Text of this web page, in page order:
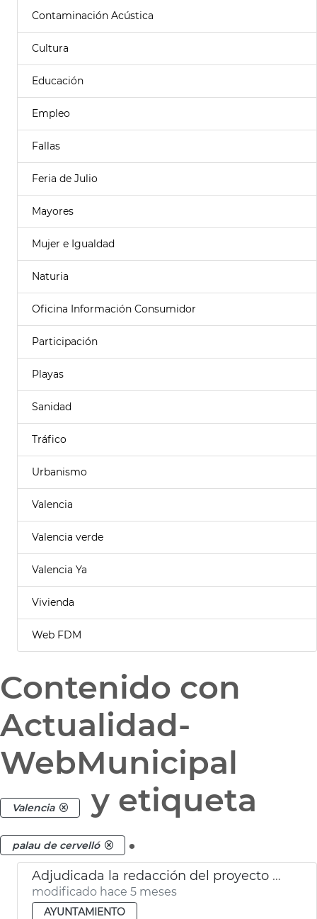
Contaminación Acústica
Cultura
Educación
Empleo
Fallas
Feria de Julio
Mayores
Mujer e Igualdad
Naturia
Oficina Información Consumidor
Participación
Playas
Sanidad
Tráfico
Urbanismo
Valencia
Valencia verde
Valencia Ya
Vivienda
Web FDM
Contenido con
Actualidad-
WebMunicipal
Valencia y etiqueta
palau de cervelló .
Adjudicada la redacción del proyecto de rehabilitación de la frontera del Palacio de Cervelló
modificado hace 5 meses
AYUNTAMIENTO